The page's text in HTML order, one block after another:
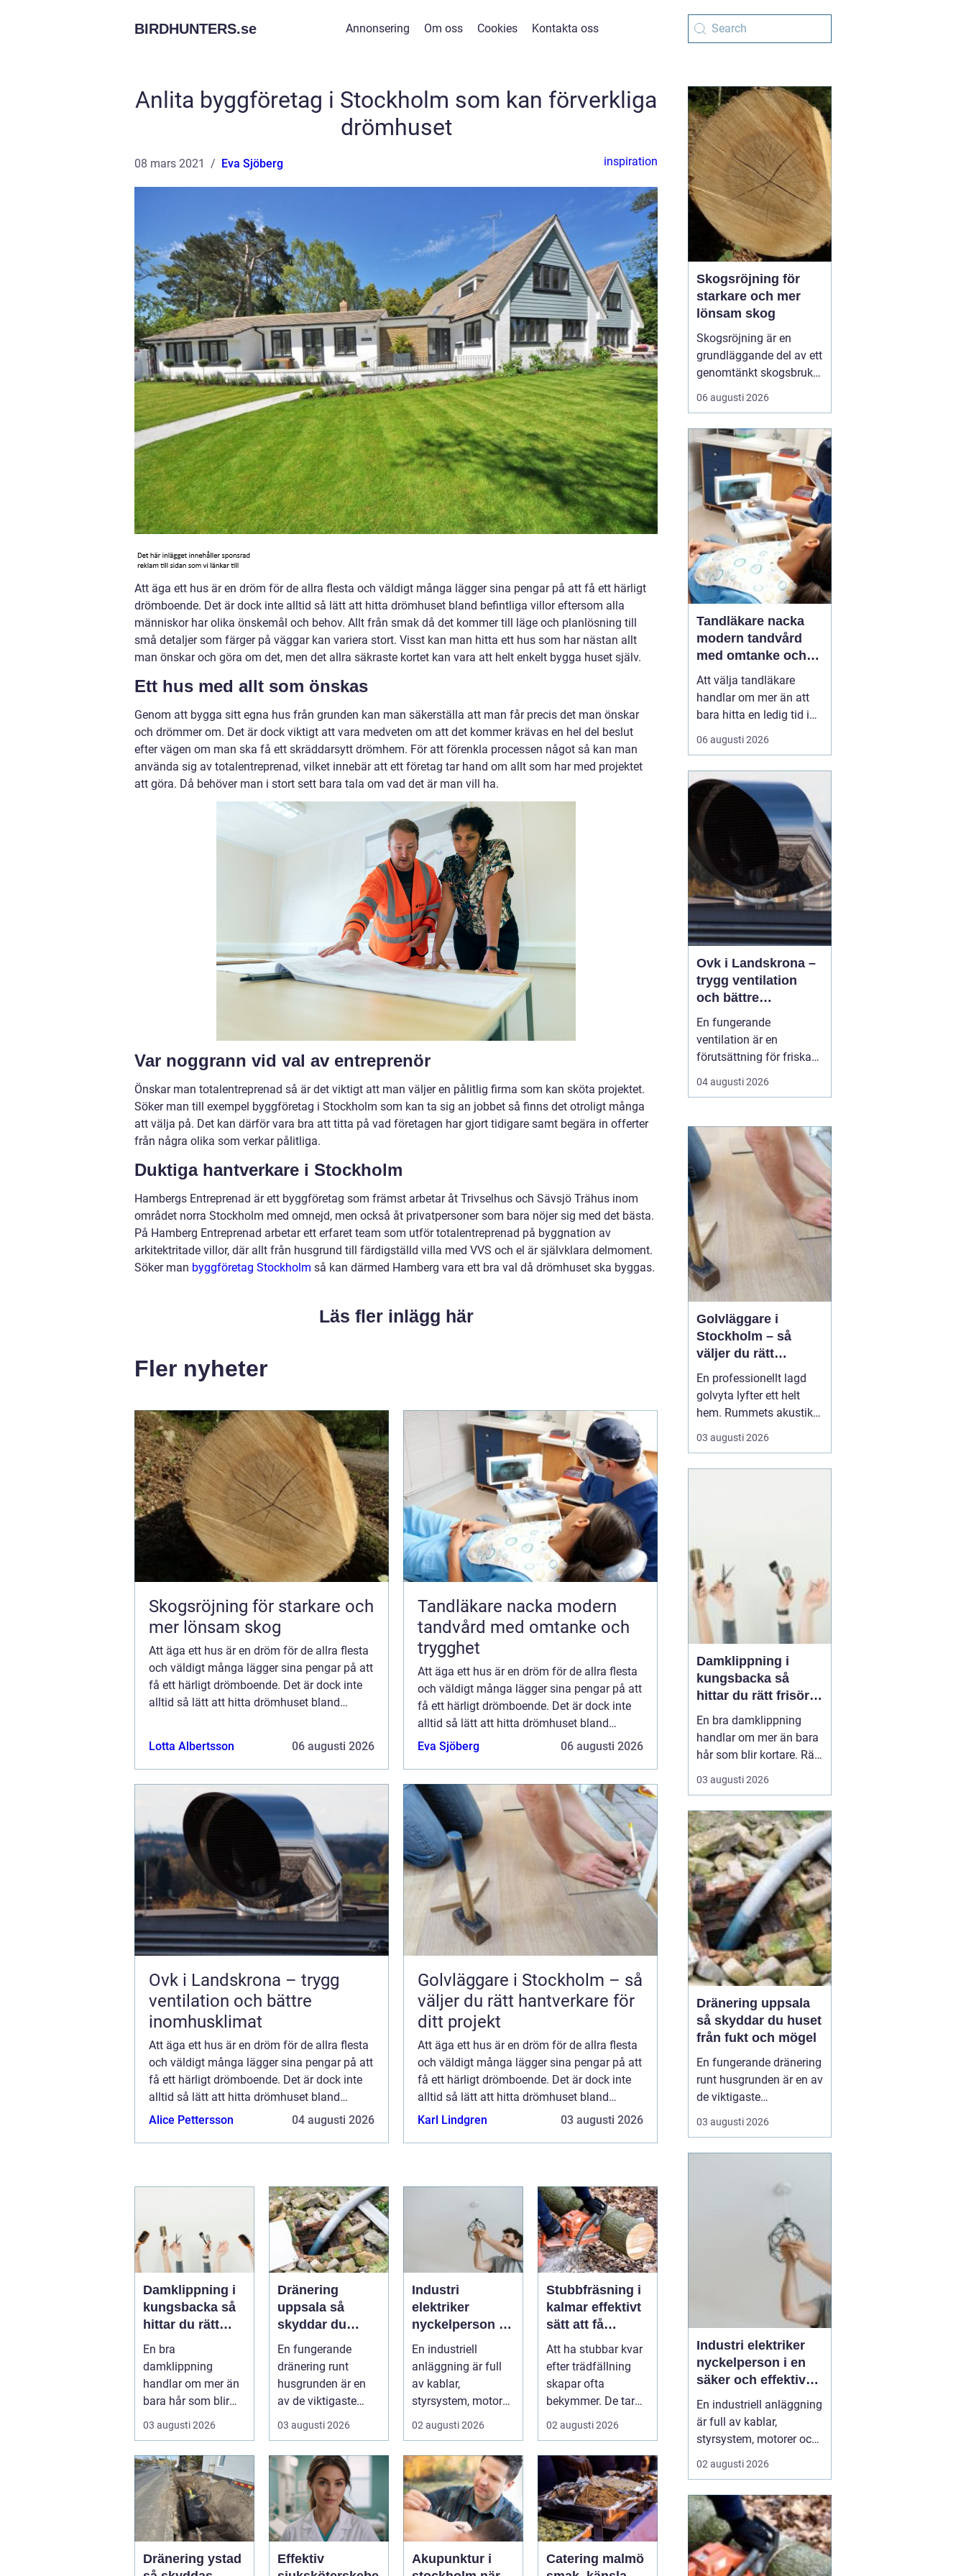
BIRDHUNTERS.se Annonsering Om oss Cookies Kontakta oss
Anlita byggföretag i Stockholm som kan förverkliga
drömhuset
08 mars 2021 Eva Sjöberg inspiration
Att äga ett hus är en dröm för de allra flesta och väldigt många lägger sina pengar på att få ett härligt
drömboende. Det är dock inte alltid så lätt att hitta drömhuset bland befintliga villor eftersom alla
människor har olika önskemål och behov. Allt från smak då det kommer till läge och planlösning till
små detaljer som färger på väggar kan variera stort. Visst kan man hitta ett hus som har nästan allt
man önskar och göra om det, men det allra säkraste kortet kan vara att helt enkelt bygga huset själv.
Ett hus med allt som önskas
Genom att bygga sitt egna hus från grunden kan man säkerställa att man får precis det man önskar
och drömmer om. Det är dock viktigt att vara medveten om att det kommer krävas en hel del beslut
efter vägen om man ska få ett skräddarsytt drömhem. För att förenkla processen något så kan man
använda sig av totalentreprenad, vilket innebär att ett företag tar hand om allt som har med projektet
att göra. Då behöver man i stort sett bara tala om vad det är man vill ha.
Var noggrann vid val av entreprenör
Önskar man totalentreprenad så är det viktigt att man väljer en pålitlig firma som kan sköta projektet.
Söker man till exempel byggföretag i Stockholm som kan ta sig an jobbet så finns det otroligt många
att välja på. Det kan därför vara bra att titta på vad företagen har gjort tidigare samt begära in offerter
från några olika som verkar pålitliga.
Duktiga hantverkare i Stockholm
Hambergs Entreprenad är ett byggföretag som främst arbetar åt Trivselhus och Sävsjö Trähus inom
området norra Stockholm med omnejd, men också åt privatpersoner som bara nöjer sig med det bästa.
På Hamberg Entreprenad arbetar ett erfaret team som utför totalentreprenad på byggnation av
arkitektritade villor, där allt från husgrund till färdigställd villa med VVS och el är självklara delmoment.
Söker man byggföretag Stockholm så kan därmed Hamberg vara ett bra val då drömhuset ska byggas.
Läs fler inlägg här
Fler nyheter
Skogsröjning för starkare och
mer lönsam skog
Att äga ett hus är en dröm för de allra flesta
och väldigt många lägger sina pengar på att
få ett härligt drömboende. Det är dock inte
alltid så lätt att hitta drömhuset bland
Lotta Albertsson 06 augusti 2026
Tandläkare nacka modern
tandvård med omtanke och
trygghet
Att äga ett hus är en dröm för de allra flesta
och väldigt många lägger sina pengar på att
få ett härligt drömboende. Det är dock inte
alltid så lätt att hitta drömhuset bland
befintliga villor eftersom alla människor har
Eva Sjöberg 06 augusti 2026
Ovk i Landskrona – trygg
ventilation och bättre
inomhusklimat
Att äga ett hus är en dröm för de allra flesta
och väldigt många lägger sina pengar på att
få ett härligt drömboende. Det är dock inte
alltid så lätt att hitta drömhuset bland
befintliga villor eftersom alla människor har
Alice Pettersson 04 augusti 2026
Golvläggare i Stockholm – så
väljer du rätt hantverkare för
ditt projekt
Att äga ett hus är en dröm för de allra flesta
och väldigt många lägger sina pengar på att
få ett härligt drömboende. Det är dock inte
alltid så lätt att hitta drömhuset bland
befintliga villor eftersom alla människor har
Karl Lindgren 03 augusti 2026
Damklippning i
kungsbacka så
hittar du rätt
frisör och stil
En bra
damklippning
handlar om mer än
bara hår som blir
kortare. Rätt frisyr
ansiktsfo...
03 augusti 2026
Dränering
uppsala så
skyddar du
huset från fukt
och mögel
En fungerande
dränering runt
husgrunden är en
av de viktigaste
förutsättningarna
03 augusti 2026
Industri
elektriker
nyckelperson i
en säker och
effektiv
produktion
En industriell
anläggning är full
av kablar,
styrsystem, motorer
och avancerad
de...
02 augusti 2026
Stubbfräsning i
kalmar effektivt
sätt att få
tillbaka
trädgården
Att ha stubbar kvar
efter trädfällning
skapar ofta
bekymmer. De tar
plats, är svåra att
02 augusti 2026
Dränering ystad
Effektiv
Akupunktur i
Catering malmö
Skogsröjning för
starkare och mer
lönsam skog
Skogsröjning är en
grundläggande del av ett
genomtänkt skogsbruk
och påverkar både
skogens hälsa, utseende
Genom att i rätt tid rensa
bort träd, buskar och
underväxt som står i
vägen för de bästa
stammarna får skogen
bättre ljus...
06 augusti 2026
Tandläkare nacka
modern tandvård
med omtanke och
trygghet
Att välja tandläkare
handlar om mer än att
bara hitta en ledig tid i
kalendern. För många är
tandvården förknippad
erfarenheter eller en
känsla av osäkerhet. När
människor sökerefter
Tandläk...
06 augusti 2026
Ovk i Landskrona –
trygg ventilation
och bättre
inomhusklimat
En fungerande
ventilation är en
förutsättning för friska
människor och hållbara
byggnader. När luften
partiklar och koldioxid.
Människor blir trötta, får
huvudvärk och...
04 augusti 2026
Golvläggare i
Stockholm – så
väljer du rätt
hantverkare för ditt
projekt
En professionellt lagd
golvyta lyfter ett helt
hem. Rummets akustik
förändras, ljuset speglas
på ett annat sätt och
03 augusti 2026
Damklippning i
kungsbacka så
hittar du rätt frisör
och stil
En bra damklippning
handlar om mer än bara
hår som blir kortare. Rätt
frisyr kan förstärka
ansiktsformen, passa
vardagen enklare. I
Kungsbacka finns
många alternativ, men
hur vet du vilken salong
som passar bäst, och
vad ska du tä...
03 augusti 2026
Dränering uppsala
så skyddar du huset
från fukt och mögel
En fungerande dränering
runt husgrunden är en av
de viktigaste
förutsättningarna för ett
friskt hus. I Uppsala,
årstidsväxlingar, utsätts
för stora påfrestningar.
När vatten inte leds b...
03 augusti 2026
Industri elektriker
nyckelperson i en
säker och effektiv
produktion
En industriell anläggning
är full av kablar,
styrsystem, motorer och
avancerad teknik.
Bakom allt detta finns en
hjulen rullande dygnet
runt: industri elektriker.
Utan deras kunskap
stannar produktionen,
02 augusti 2026